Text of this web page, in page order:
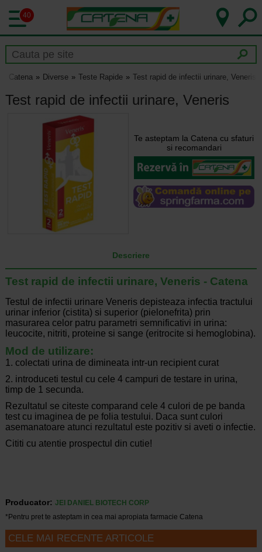
40
Catena Diverse Teste Rapide Test rapid de infectii urinare, Veneris
Test rapid de infectii urinare, Veneris
Te asteptam la Catena cu sfaturi
si recomandari
Descriere
Test rapid de infectii urinare, Veneris - Catena
Testul de infectii urinare Veneris depisteaza infectia tractului
urinar inferior (cistita) si superior (pielonefrita) prin
masurarea celor patru parametri semnificativi in urina:
leucocite, nitriti, proteine si sange (eritrocite si hemoglobina).
Mod de utilizare:
1. colectati urina de dimineata intr-un recipient curat
2. introduceti testul cu cele 4 campuri de testare in urina,
timp de 1 secunda.
Rezultatul se citeste comparand cele 4 culori de pe banda
test cu imaginea de pe folia testului. Daca sunt culori
asemanatoare atunci rezultatul este pozitiv si aveti o infectie.
Cititi cu atentie prospectul din cutie!
Producator: JEI DANIEL BIOTECH CORP
*Pentru pret te asteptam in cea mai apropiata farmacie Catena
CELE MAI RECENTE ARTICOLE